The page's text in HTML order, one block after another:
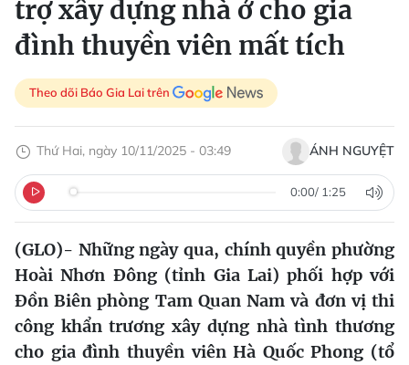
trợ xây dựng nhà ở cho gia
đình thuyền viên mất tích
Theo dõi Báo Gia Lai trên
Thứ Hai, ngày 10/11/2025 - 03:49 ÁNH NGUYỆT
0:00/ 1:25
(GLO)- Những ngày qua, chính quyền phường
Hoài Nhơn Đông (tỉnh Gia Lai) phối hợp với
Đồn Biên phòng Tam Quan Nam và đơn vị thi
công khẩn trương xây dựng nhà tình thương
cho gia đình thuyền viên Hà Quốc Phong (tổ